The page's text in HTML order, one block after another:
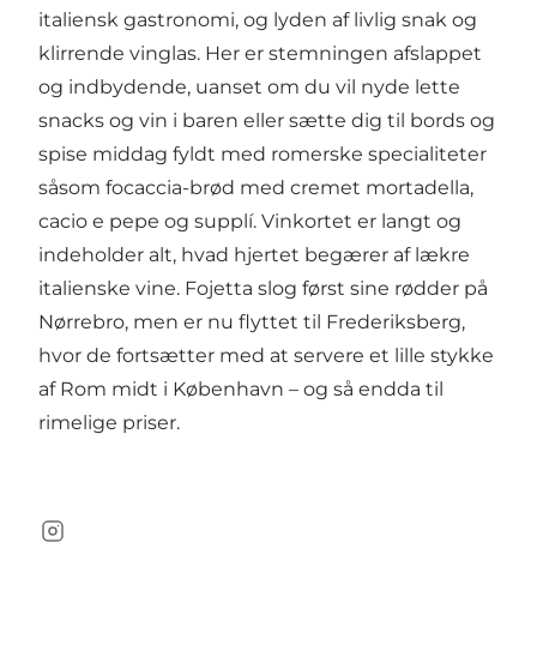
italiensk gastronomi, og lyden af livlig snak og
klirrende vinglas. Her er stemningen afslappet
og indbydende, uanset om du vil nyde lette
snacks og vin i baren eller sætte dig til bords og
spise middag fyldt med romerske specialiteter
såsom focaccia-brød med cremet mortadella,
cacio e pepe og supplí. Vinkortet er langt og
indeholder alt, hvad hjertet begærer af lækre
italienske vine. Fojetta slog først sine rødder på
Nørrebro, men er nu flyttet til Frederiksberg,
hvor de fortsætter med at servere et lille stykke
af Rom midt i København – og så endda til
rimelige priser.
Instagram